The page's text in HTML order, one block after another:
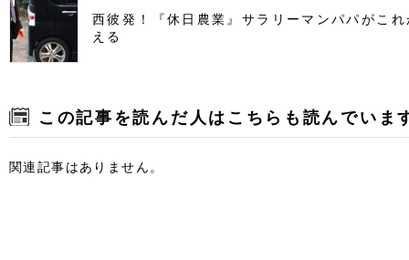
西彼発！『休日農業』サラリーマンパパがこ
える
この記事を読んだ人はこちらも読んでいま
関連記事はありません。